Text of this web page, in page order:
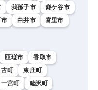
我孫子市
鎌ケ谷市
市 白井市
富里市
匝瑳市
香取市
古町
東庄町
一宮町
睦沢町